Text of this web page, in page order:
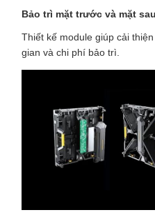
Bảo trì mặt trước và mặt sau
Thiết kế module giúp cải
gian và chi phí bảo trì.